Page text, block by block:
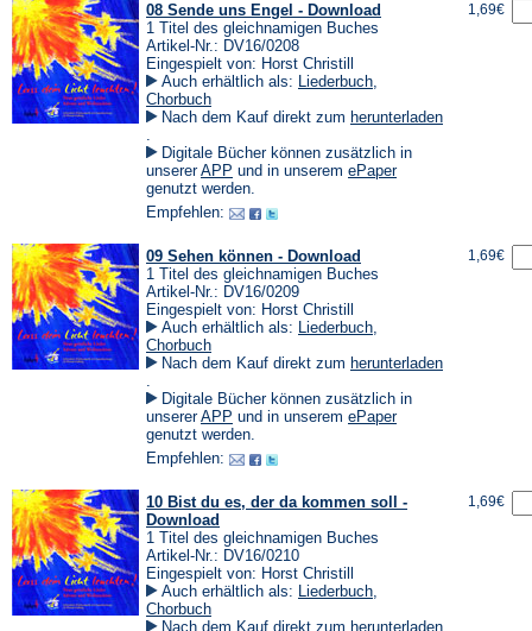
08 Sende uns Engel - Download
1 Titel des gleichnamigen Buches
Artikel-Nr.: DV16/0208
Eingespielt von: Horst Christill
Auch erhältlich als: Liederbuch,
Chorbuch
Nach dem Kauf direkt zum herunterladen
in
einem
neuen
Tab)
.
Digitale Bücher können zusätzlich in
unsererAPP (Öffnet
in
neuen
und in unserem ePaper(Öffnet
genutzt werden.
Empfehlen:
1,69€
09 Sehen können - Download
1 Titel des gleichnamigen Buches
Artikel-Nr.: DV16/0209
Eingespielt von: Horst Christill
Auch erhältlich als: Liederbuch,
Chorbuch
Nach dem Kauf direkt zum herunterladen
in
einem
neuen
Tab)
.
Digitale Bücher können zusätzlich in
unsererAPP (Öffnet
in
neuen
und in unserem ePaper(Öffnet
genutzt werden.
Empfehlen:
1,69€
10 Bist du es, der da kommen soll -
Download
1 Titel des gleichnamigen Buches
Artikel-Nr.: DV16/0210
Eingespielt von: Horst Christill
Auch erhältlich als: Liederbuch,
Chorbuch
Nach dem Kauf direkt zum herunterladen
1,69€